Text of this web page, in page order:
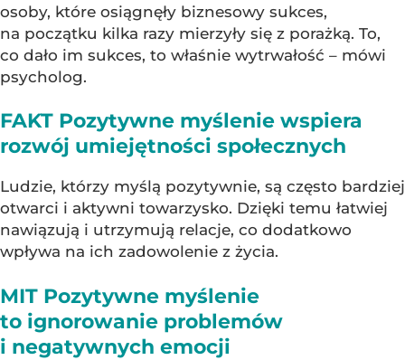
osoby, które osiągnęły biznesowy sukces,
na początku kilka razy mierzyły się z porażką. To,
co dało im sukces, to właśnie wytrwałość – mówi
psycholog.
FAKT Pozytywne myślenie wspiera
rozwój umiejętności społecznych
Ludzie, którzy myślą pozytywnie, są często bardziej
otwarci i aktywni towarzysko. Dzięki temu łatwiej
nawiązują i utrzymują relacje, co dodatkowo
wpływa na ich zadowolenie z życia.
MIT Pozytywne myślenie
to ignorowanie problemów
i negatywnych emocji